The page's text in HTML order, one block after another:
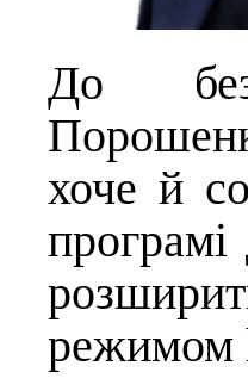
До
хоче й
режимом